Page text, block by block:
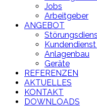
Jobs
Arbeitgeber
ANGEBOT
Anlagenbau
Geräte
REFERENZEN
AKTUELLES
KONTAKT
DOWNLOADS